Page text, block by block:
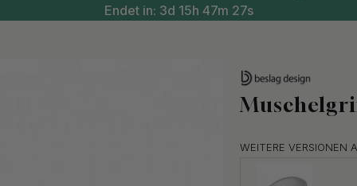
Endet in: 3d 15h 47m 26s
WEITERE VERSIONEN